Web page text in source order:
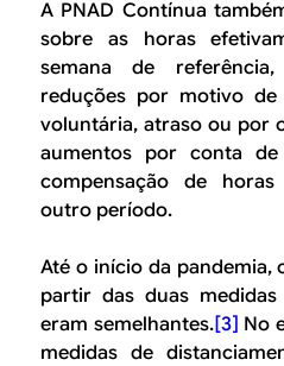
A PNAD Contínua
sobre as horas
semana de
reduções por motivo
voluntária, atraso ou por
aumentos por conta
compensação de
outro período.
Até o início da pandemia,
partir das duas
eram semelhantes.[3] No
medidas de